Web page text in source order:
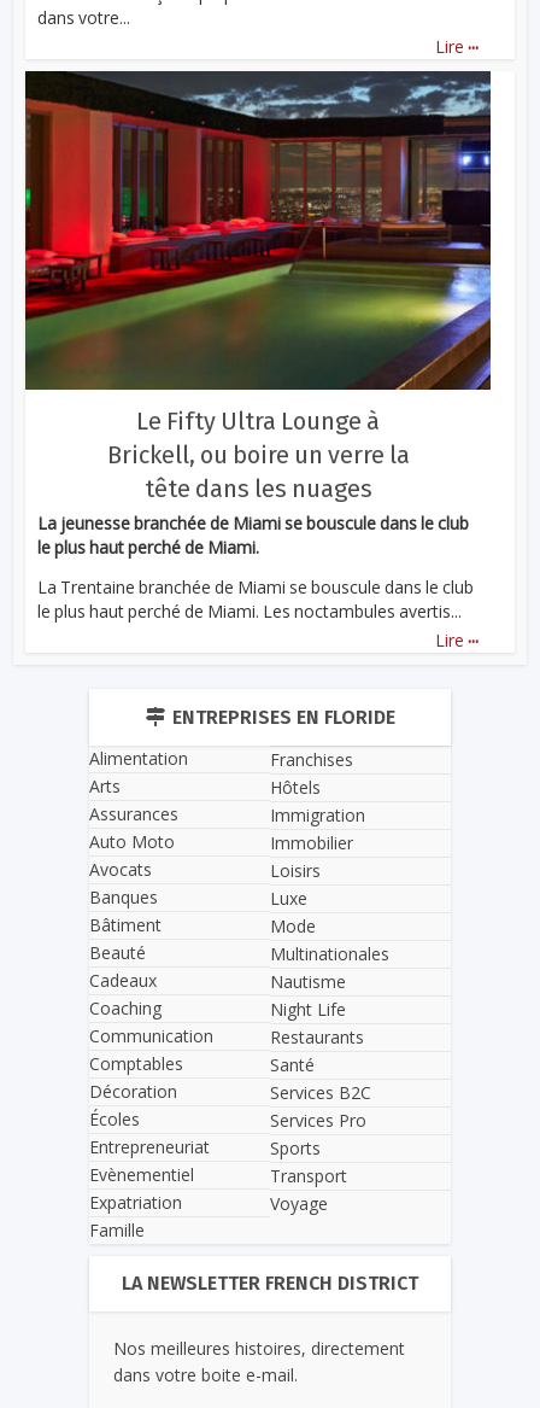
dans votre...
Lire ...
Le Fifty Ultra Lounge à
Brickell, ou boire un verre la
tête dans les nuages
La jeunesse branchée de Miami se bouscule dans le club
le plus haut perché de Miami.
La Trentaine branchée de Miami se bouscule dans le club
le plus haut perché de Miami. Les noctambules avertis...
Lire ...
ENTREPRISES EN FLORIDE
Alimentation
Arts
Assurances
Auto Moto
Avocats
Banques
Bâtiment
Beauté
Cadeaux
Coaching
Communication
Comptables
Décoration
Écoles
Entrepreneuriat
Evènementiel
Expatriation
Famille
Franchises
Hôtels
Immigration
Immobilier
Loisirs
Luxe
Mode
Multinationales
Nautisme
Night Life
Restaurants
Santé
Services B2C
Services Pro
Sports
Transport
Voyage
LA NEWSLETTER FRENCH DISTRICT
Nos meilleures histoires, directement
dans votre boite e-mail.